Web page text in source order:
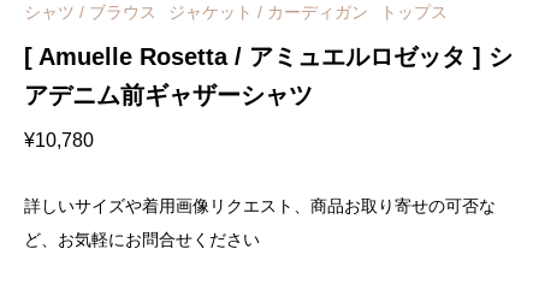
シャツ / ブラウス ジャケット / カーディガン トップス
[ Amuelle Rosetta / アミュエルロゼッタ ] シ
アデニム前ギャザーシャツ
¥10,780
詳しいサイズや着用画像リクエスト、商品お取り寄せの可否な
ど、お気軽にお問合せください